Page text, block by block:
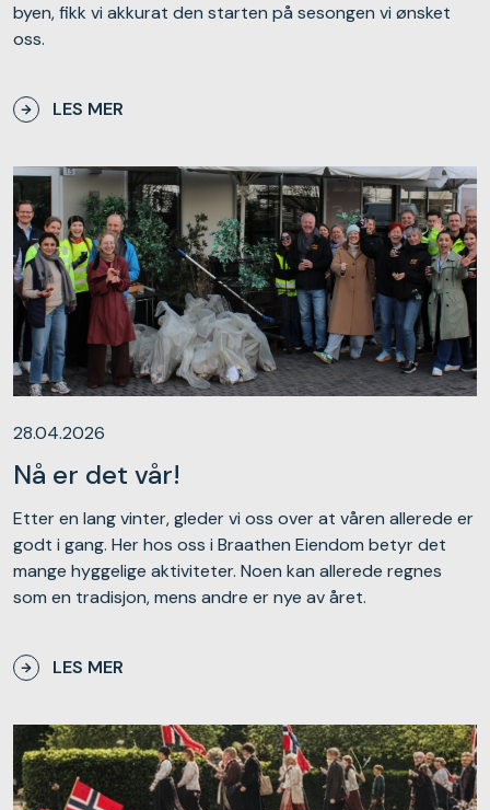
byen, fikk vi akkurat den starten på sesongen vi ønsket
oss.
LES MER
28.04.2026
Nå er det vår!
Etter en lang vinter, gleder vi oss over at våren allerede er
godt i gang. Her hos oss i Braathen Eiendom betyr det
mange hyggelige aktiviteter. Noen kan allerede regnes
som en tradisjon, mens andre er nye av året.
LES MER